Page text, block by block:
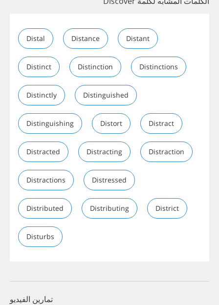
Distal Distance Distant
Distinct Distinction Distinctions
Distinctly Distinguished
Distinguishing Distort Distract
Distracted Distracting Distraction
Distractions Distressed
Distributed Distributing District
Disturbs
تمارين الفيديو